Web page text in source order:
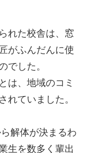
れた校舎は、窓
がふんだんに使
でした。
は、地域のコミ
れていました。
解体が決まるわ
生を数多く輩出